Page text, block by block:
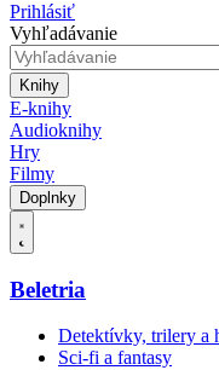
Prihlásiť
Vyhľadávanie
Knihy
E-knihy
Audioknihy
Hry
Filmy
Doplnky
Beletria
Detektívky, trilery a
Sci-fi a fantasy